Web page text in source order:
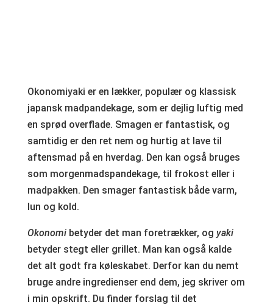
Okonomiyaki er en lækker, populær og klassisk
japansk madpandekage, som er dejlig luftig med
en sprød overflade. Smagen er fantastisk, og
samtidig er den ret nem og hurtig at lave til
aftensmad på en hverdag. Den kan også bruges
som morgenmadspandekage, til frokost eller i
madpakken. Den smager fantastisk både varm,
lun og kold.
Okonomibetyder det man foretrækker, og yaki
betyder stegt eller grillet. Man kan også kalde
det alt godt fra køleskabet. Derfor kan du nemt
bruge andre ingredienser end dem, jeg skriver om
i min opskrift. Du finder forslag til det